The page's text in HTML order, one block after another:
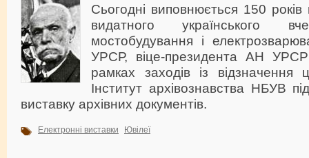
Сьогодні виповнюється 150
видатного українського
мостобудування і
УРСР, віце-президента АН
рамках заходів із відзначення
Інститут архівознавства НБУВ
виставку архівних документів.
Електронні виставки Ювілеї